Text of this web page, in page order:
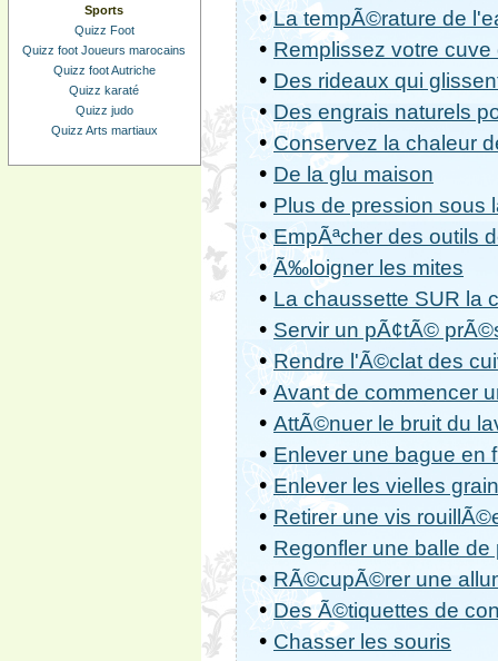
Sports
Quizz Foot
Quizz foot Joueurs marocains
Quizz foot Autriche
Quizz karaté
Quizz judo
Quizz Arts martiaux
•La tempÃ©rature de
• Remplissez votre
• Des rideaux qui
•Des engrais naturels
• Conservez la chaleur
• De la glu maison
• Plus de pression sous
•EmpÃªcher des outils
• Ã‰loigner les mites
• La chaussette SUR la
• Servir un pÃ¢tÃ©
•Rendre l'Ã©clat des
• Avant de commencer
• AttÃ©nuer le bruit du
• Enlever une bague en
•Enlever les vielles
• Retirer une vis
• Regonfler une balle de
• RÃ©cupÃ©rer une
•Des Ã©tiquettes de
• Chasser les souris